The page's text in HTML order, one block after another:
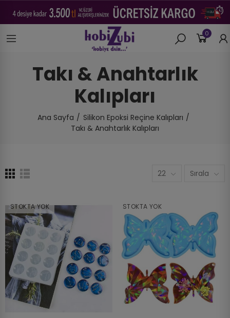
0
Takı & Anahtarlık
Kalıpları
Ana Sayfa
Silikon Epoksi Reçine Kalıpları
Takı & Anahtarlık Kalıpları
22 Sırala
STOKTA YOK STOKTA YOK